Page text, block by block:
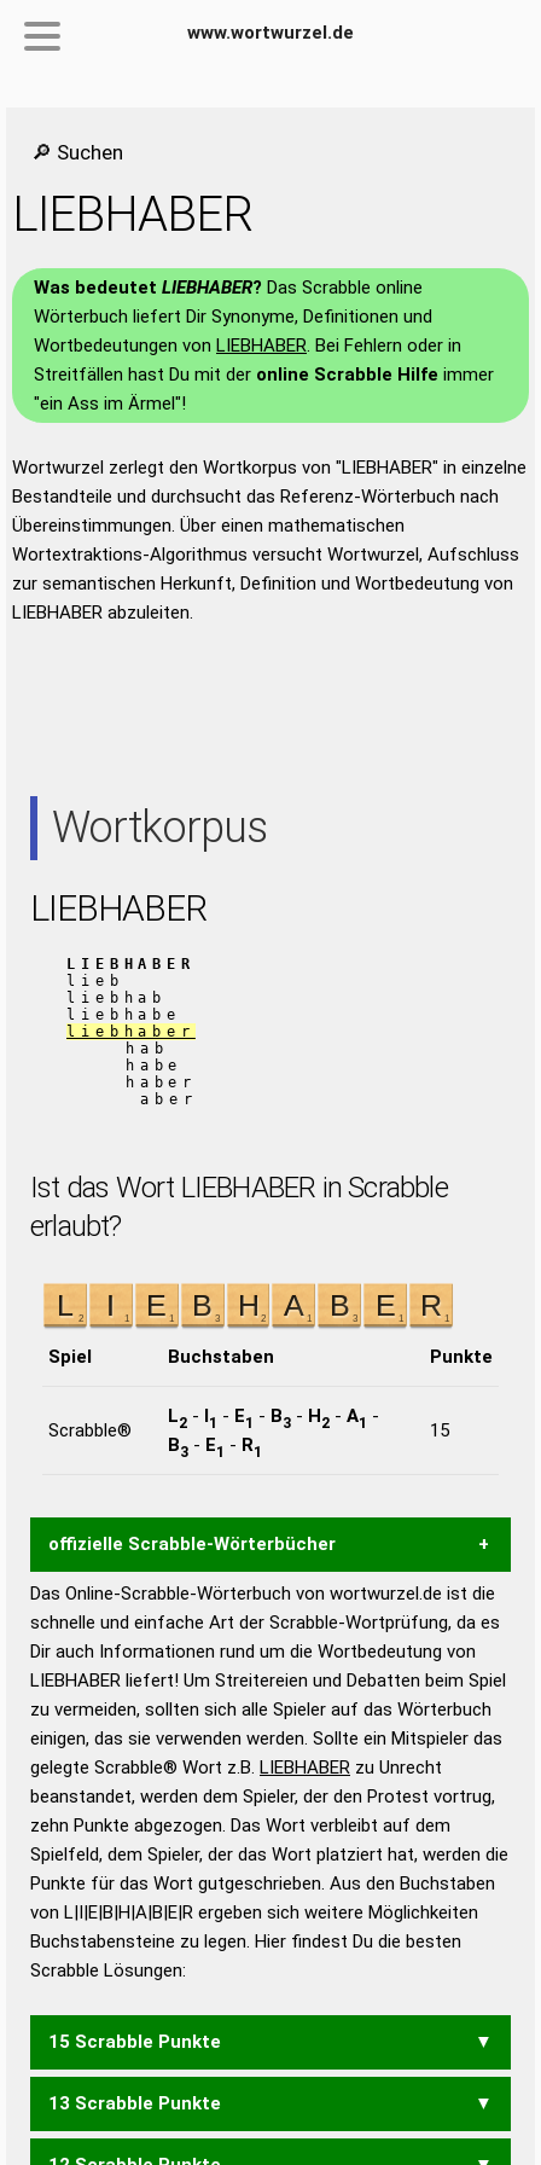
www.wortwurzel.de
🔎 Suchen
LIEBHABER
Was bedeutet LIEBHABER? Das Scrabble online
Wörterbuch liefert Dir Synonyme, Definitionen und
Wortbedeutungen von LIEBHABER. Bei Fehlern oder in
Streitfällen hast Du mit der online Scrabble Hilfe immer
"ein Ass im Ärmel"!
Wortwurzel zerlegt den Wortkorpus von "LIEBHABER" in einzelne
Bestandteile und durchsucht das Referenz-Wörterbuch nach
Übereinstimmungen. Über einen mathematischen
Wortextraktions-Algorithmus versucht Wortwurzel, Aufschluss
zur semantischen Herkunft, Definition und Wortbedeutung von
LIEBHABER abzuleiten.
Wortkorpus
LIEBHABER
LIEBHABER
lieb
liebhab
liebhabe
liebhaber
hab
habe
haber
aber
Ist das Wort LIEBHABER in Scrabble
erlaubt?
Spiel Buchstaben Punkte
Scrabble®
L2 - I1 - E1 - B3 - H2 - A1 -
B3 - E1 - R1
15
offizielle Scrabble-Wörterbücher
Wortwurzel liefert mit Hilfe eines semantischen
Wortanalyse-Algorithmus gute Anhaltspunkte zu
Wortbedeutung, Worttrennung und Wortform, um die
Gültigkeit eines Wortes für das Scrabble-Spiel zu
bestimmen!
zugelassene Turnier Scrabble-
Wörterbücher sind:
Duden – Standardwerk in 12 Bänden
Duden – Richtiges und gutes
Deutsch
Duden – Die deutsche Grammatik
Duden – Deutsches
Das Online-Scrabble-Wörterbuch von wortwurzel.de ist die
schnelle und einfache Art der Scrabble-Wortprüfung, da es
Dir auch Informationen rund um die Wortbedeutung von
LIEBHABER liefert! Um Streitereien und Debatten beim Spiel
zu vermeiden, sollten sich alle Spieler auf das Wörterbuch
einigen, das sie verwenden werden. Sollte ein Mitspieler das
gelegte Scrabble® Wort z.B. LIEBHABER zu Unrecht
beanstandet, werden dem Spieler, der den Protest vortrug,
zehn Punkte abgezogen. Das Wort verbleibt auf dem
Spielfeld, dem Spieler, der das Wort platziert hat, werden die
Punkte für das Wort gutgeschrieben. Aus den Buchstaben
von L|I|E|B|H|A|B|E|R ergeben sich weitere Möglichkeiten
Buchstabensteine zu legen. Hier findest Du die besten
Scrabble Lösungen:
15 Scrabble Punkte
BELEIHBAR
13 Scrabble Punkte